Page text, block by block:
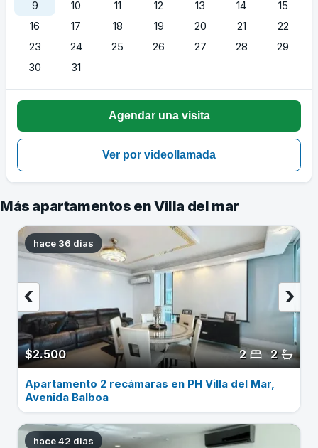
9 10 11 12 13 14
15
16
17 18 19 20 21
22
23
24 25 26 27 28
29
30
31
Más apartamentos en Villa del mar
hace 36 dias
$2.500 2
2
›
‹
Apartamento 2 recámaras en PH Villa del Mar,
Avenida Balboa
hace 42 dias